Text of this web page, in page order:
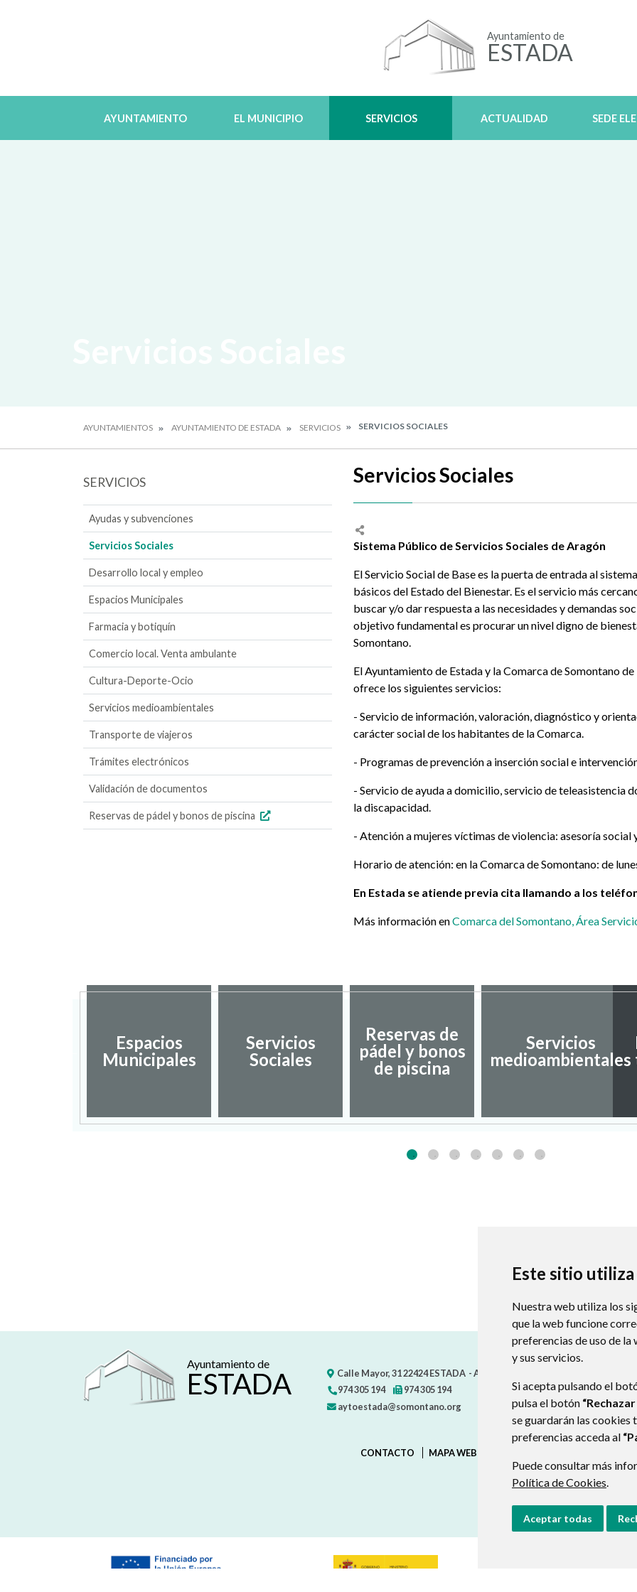
Este sitio
Nuestra web utiliza los
que la web funcione
preferencias de uso de la
y sus servicios.
Si acepta pulsando el
pulsa el botón
se guardarán las cookies
preferencias acceda al
Puede consultar más
Política de Cookies.
Aceptar todas
Ayuntamiento de
ESTADA
AYUNTAMIENTO EL MUNICIPIO SERVICIOS ACTUALIDAD SEDE
AYUNTAMIENTOS AYUNTAMIENTO DE ESTADA SERVICIOS SERVICIOS SOCIALES
SERVICIOS
Ayudas y subvenciones
Servicios Sociales
Desarrollo local y empleo
Espacios Municipales
Farmacia y botiquín
Comercio local. Venta ambulante
Cultura-Deporte-Ocio
Servicios medioambientales
Transporte de viajeros
Trámites electrónicos
Validación de documentos
Reservas de pádel y bonos de piscina
Servicios Sociales
Sistema Público de Servicios Sociales de Aragón
El Servicio Social de Base es la puerta de entrada al
básicos del Estado del Bienestar. Es el servicio más
buscar y/o dar respuesta a las necesidades y demandas
objetivo fundamental es procurar un nivel digno de
Somontano.
El Ayuntamiento de Estada y la Comarca de Somontano
ofrece los siguientes servicios:
- Servicio de información, valoración, diagnóstico y
carácter social de los habitantes de la Comarca.
- Programas de prevención a inserción social e
- Servicio de ayuda a domicilio, servicio de teleasistencia
la discapacidad.
- Atención a mujeres víctimas de violencia: asesoría social
Horario de atención: en la Comarca de Somontano: de
En Estada se atiende previa cita llamando a los
Más información enComarca del Somontano, Área
Espacios
Municipales
Servicios
Sociales
Reservas de
pádel y bonos
de piscina
Servicios
medioambientales
Ayuntamiento de
ESTADA Calle Mayor, 3122424ESTADA - ARAGÓN
974 305 194
974 305 194
aytoestada@somontano.org
CONTACTO MAPA WEB